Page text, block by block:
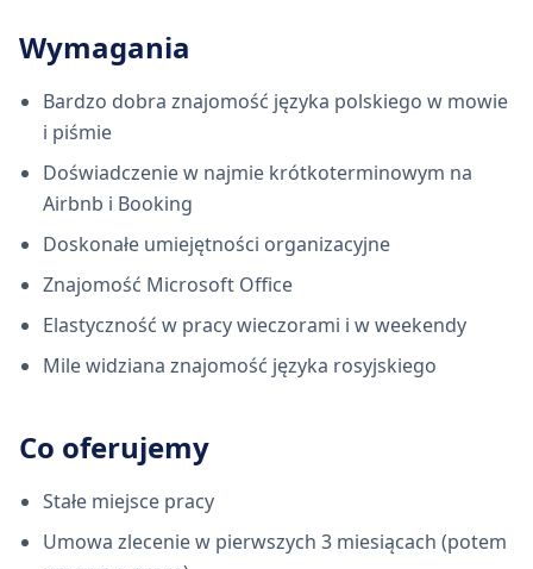
Wymagania
Bardzo dobra znajomość języka polskiego w mowie
i piśmie
Doświadczenie w najmie krótkoterminowym na
Airbnb i Booking
Doskonałe umiejętności organizacyjne
Znajomość Microsoft Office
Elastyczność w pracy wieczorami i w weekendy
Mile widziana znajomość języka rosyjskiego
Co oferujemy
Stałe miejsce pracy
Umowa zlecenie w pierwszych 3 miesiącach (potem